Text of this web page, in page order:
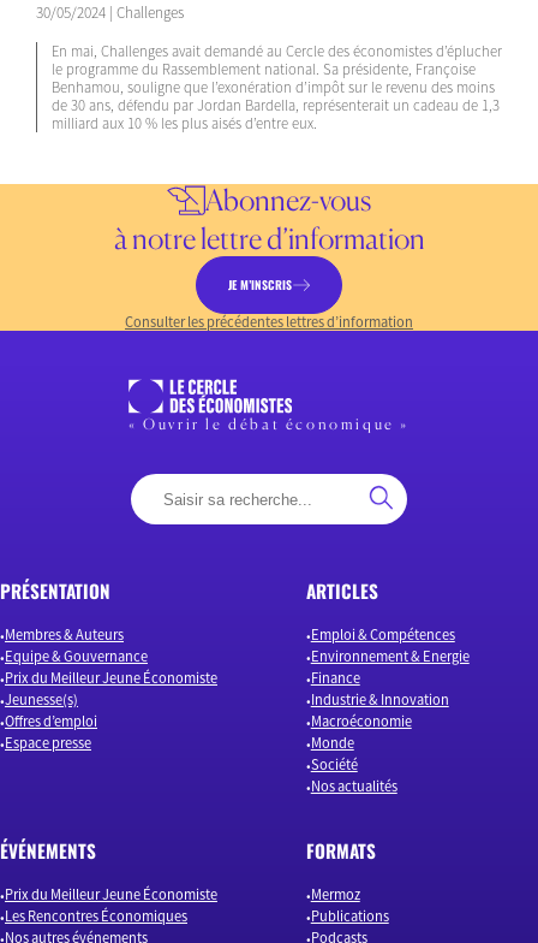
30/05/2024 | Challenges
En mai, Challenges avait demandé au Cercle des économistes d’éplucher
le programme du Rassemblement national. Sa présidente, Françoise
Benhamou, souligne que l’exonération d’impôt sur le revenu des moins
de 30 ans, défendu par Jordan Bardella, représenterait un cadeau de 1,3
milliard aux 10 % les plus aisés d’entre eux.
Abonnez-vous
à notre lettre d’information
JE M’INSCRIS
Consulter les précédentes lettres d’information
« Ouvrir le débat économique »
PRÉSENTATION
Membres & Auteurs
Equipe & Gouvernance
Prix du Meilleur Jeune Économiste
Jeunesse(s)
Offres d’emploi
Espace presse
ARTICLES
Emploi & Compétences
Environnement & Energie
Finance
Industrie & Innovation
Macroéconomie
Monde
Société
Nos actualités
ÉVÉNEMENTS
Prix du Meilleur Jeune Économiste
Les Rencontres Économiques
Nos autres événements
FORMATS
Mermoz
Publications
Podcasts